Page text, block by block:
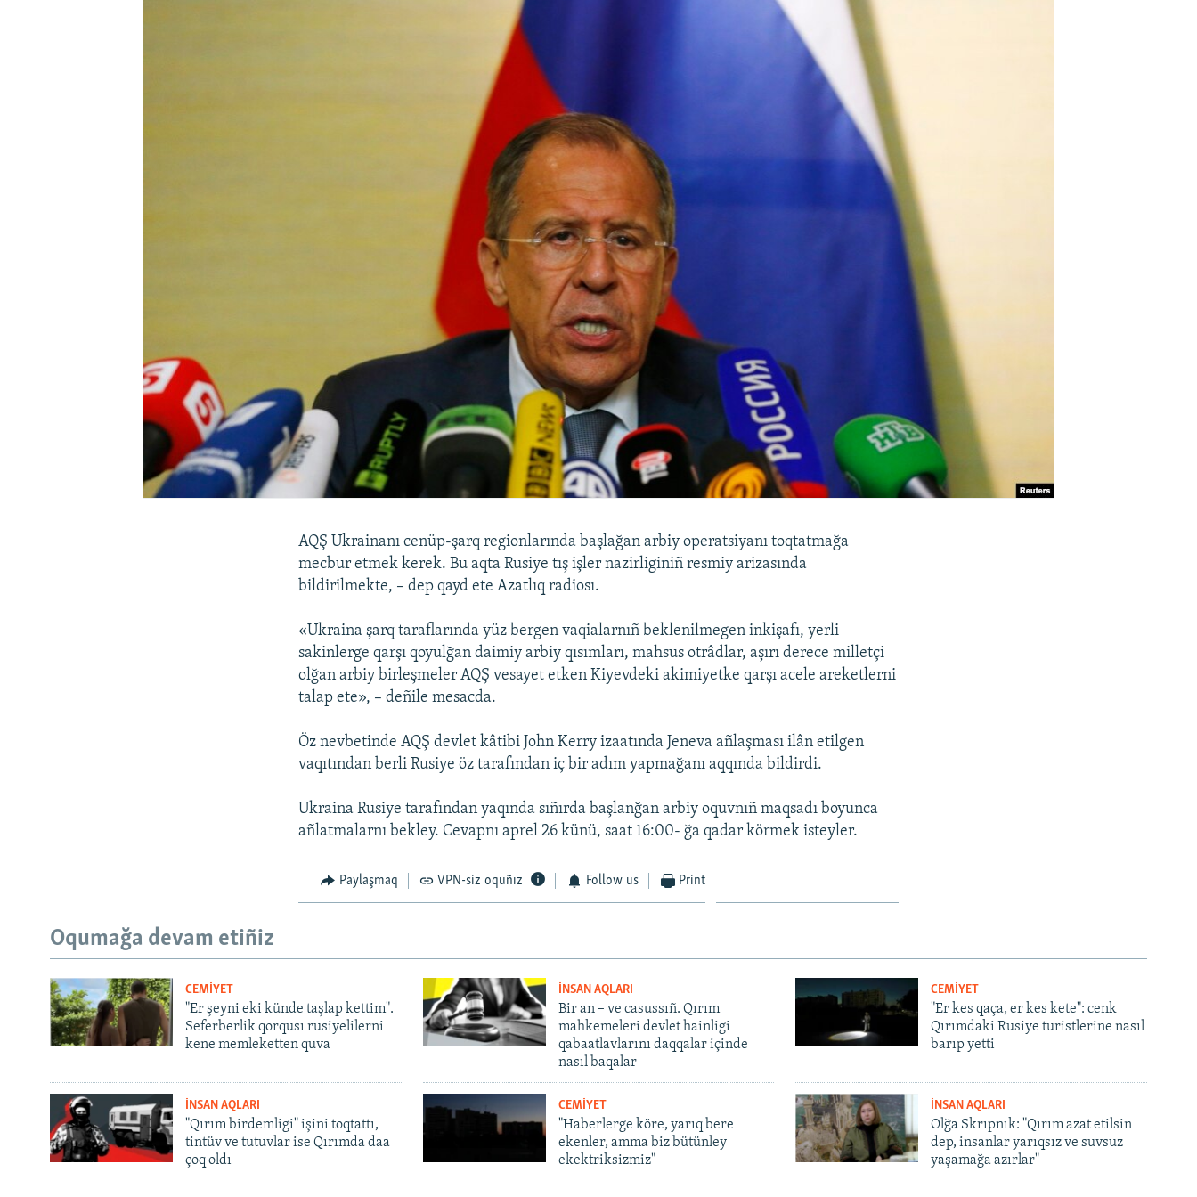
AQŞ Ukrainanı cenüp-şarq regionlarında başlağan arbiy operatsiyanı toqtatmağa
mecbur etmek kerek. Bu aqta Rusiye tış işler nazirliginiñ resmiy arizasında
bildirilmekte, – dep qayd ete Azatlıq radiosı.
«Ukraina şarq taraflarında yüz bergen vaqialarnıñ beklenilmegen inkişafı, yerli
sakinlerge qarşı qoyulğan daimiy arbiy qısımları, mahsus otrâdlar, aşırı derece milletçi
olğan arbiy birleşmeler AQŞ vesayet etken Kiyevdeki akimiyetke qarşı acele areketlerni
talap ete», – deñile mesacda.
Öz nevbetinde AQŞ devlet kâtibi John Kerry izaatında Jeneva añlaşması ilân etilgen
vaqıtından berli Rusiye öz tarafından iç bir adım yapmağanı aqqında bildirdi.
Ukraina Rusiye tarafından yaqında sıñırda başlanğan arbiy oquvnıñ maqsadı boyunca
añlatmalarnı bekley. Cevapnı aprel 26 künü, saat 16:00- ğa qadar körmek isteyler.
Paylaşmaq VPN-siz oquñız Follow us Print
Oqumağa devam etiñiz
CEMİYET
"Er şeyni eki künde taşlap kettim".
Seferberlik qorqusı rusiyelilerni
kene memleketten quva
İNSAN AQLARI
Bir an – ve casussıñ. Qırım
mahkemeleri devlet hainligi
qabaatlavlarını daqqalar içinde
nasıl baqalar
CEMİYET
"Er kes qaça, er kes kete": cenk
Qırımdaki Rusiye turistlerine nasıl
barıp yetti
İNSAN AQLARI
"Qırım birdemligi" işini toqtattı,
tintüv ve tutuvlar ise Qırımda daa
çoq oldı
CEMİYET
"Haberlerge köre, yarıq bere
ekenler, amma biz bütünley
ekektriksizmiz"
İNSAN AQLARI
Olğa Skrıpnık: "Qırım azat etilsin
dep, insanlar yarıqsız ve suvsuz
yaşamağa azırlar"